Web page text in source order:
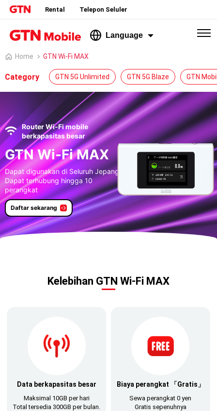
Rental Telepon Seluler
Language
Home GTN Wi-Fi MAX
Category GTN 5G Unlimited GTN 5G Blaze GTN
Router Wi-Fi mobile
berkapasitas besar
GTN Wi-Fi MAX
Dapat digunakan di Seluruh Jepang |
Dapat terhubung hingga 10
perangkat
Daftar sekarang
Kelebihan GTN Wi-Fi MAX
Data berkapasitas besar
Maksimal 10GB per hari
Total tersedia 300GB per bulan.
Biaya perangkat 「Gratis」
Sewa perangkat 0 yen
Gratis sepenuhnya